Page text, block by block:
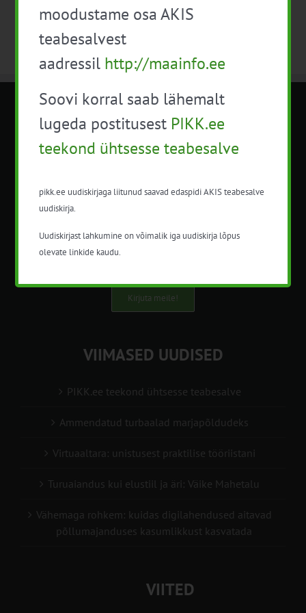
METK NÕUANDETEENISTUS
Nõuandeteenistuse nimetuse alt
nõustamisteenuseid.
info@pikk.ee
Kirjuta meile!
VIIMASED UUDISED
PIKK.ee teekond ühtsesse teabesalve
Ammendatud turbaalad marjapõldudeks
Virtuaaltara: unistusest praktilise tööriistani
Turuaiandus kui elustiil ja äri: Väike Mahetalu
Vähemaga rohkem: kuidas digilahendused aitavad
põllumajanduses kasumlikkust kasvatada
VIITED
moodustame osa AKIS
teabesalvest
aadressil http://maainfo.ee
Soovi korral saab lähemalt
lugeda postitusest PIKK.ee
teekond ühtsesse teabesalve
pikk.ee uudiskirjaga liitunud saavad edaspidi AKIS teabesalve
uudiskirja.
Uudiskirjast lahkumine on võimalik iga uudiskirja lõpus
olevate linkide kaudu.